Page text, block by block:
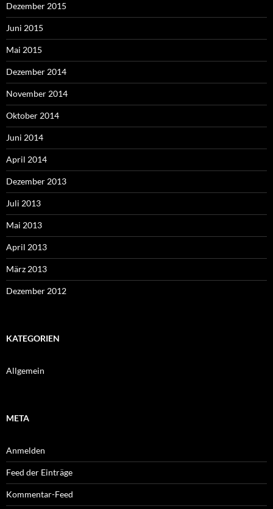
Dezember 2015
Juni 2015
Mai 2015
Dezember 2014
November 2014
Oktober 2014
Juni 2014
April 2014
Dezember 2013
Juli 2013
Mai 2013
April 2013
März 2013
Dezember 2012
KATEGORIEN
Allgemein
META
Anmelden
Feed der Einträge
Kommentar-Feed